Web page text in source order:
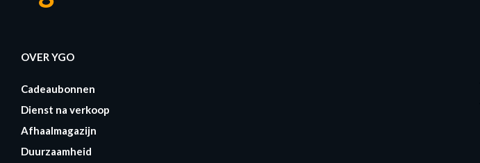
OVER YGO
Cadeaubonnen
Dienst na verkoop
Afhaalmagazijn
Duurzaamheid